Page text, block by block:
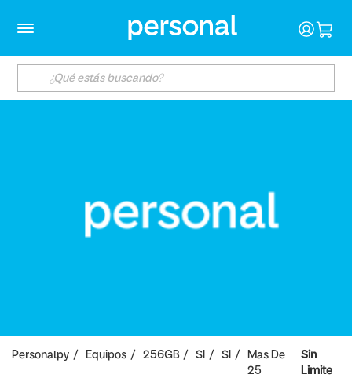
Personalpy Equipos 256GB SI SI
Mas De
25
Sin
Limite